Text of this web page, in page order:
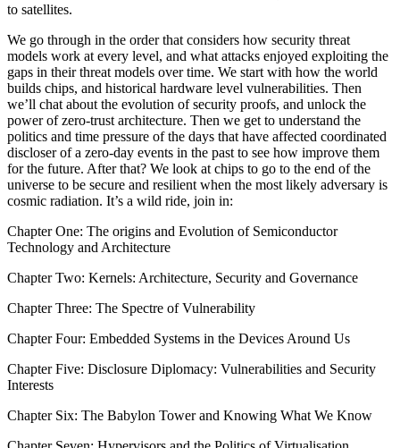
to satellites.
We go through in the order that considers how security threat
models work at every level, and what attacks enjoyed exploiting the
gaps in their threat models over time. We start with how the world
builds chips, and historical hardware level vulnerabilities. Then
we’ll chat about the evolution of security proofs, and unlock the
power of zero-trust architecture. Then we get to understand the
politics and time pressure of the days that have affected coordinated
discloser of a zero-day events in the past to see how improve them
for the future. After that? We look at chips to go to the end of the
universe to be secure and resilient when the most likely adversary is
cosmic radiation. It’s a wild ride, join in:
Chapter One: The origins and Evolution of Semiconductor
Technology and Architecture
Chapter Two: Kernels: Architecture, Security and Governance
Chapter Three: The Spectre of Vulnerability
Chapter Four: Embedded Systems in the Devices Around Us
Chapter Five: Disclosure Diplomacy: Vulnerabilities and Security
Interests
Chapter Six: The Babylon Tower and Knowing What We Know